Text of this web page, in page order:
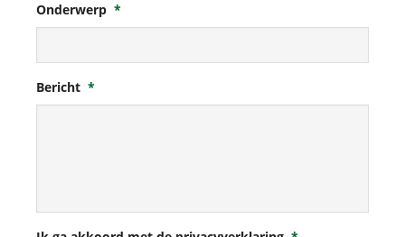
Onderwerp *
Bericht *